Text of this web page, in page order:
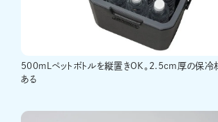
500mLペットボトルを縦置きOK。2.5cm厚の保冷
ある